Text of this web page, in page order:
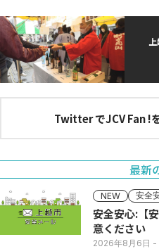
Twitter でJCV Fan !
最新
NEW 安全
安全安心:【
意ください
2026年8月6日 -